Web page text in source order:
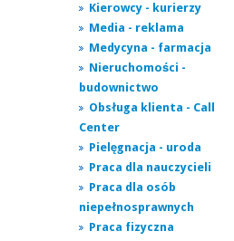
Kierowcy - kurierzy
Media - reklama
Medycyna - farmacja
Nieruchomości -
budownictwo
Obsługa klienta - Call
Center
Pielęgnacja - uroda
Praca dla nauczycieli
Praca dla osób
niepełnosprawnych
Praca fizyczna